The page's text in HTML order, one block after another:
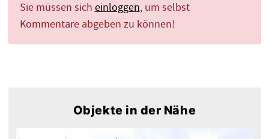
Sie müssen sich einloggen, um selbst
Kommentare abgeben zu können!
Objekte in der Nähe